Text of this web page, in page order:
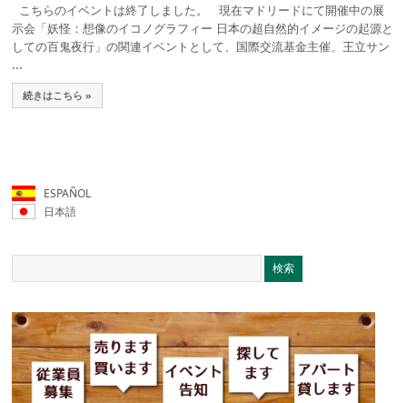
こちらのイベントは終了しました。 現在マドリードにて開催中の展
示会「妖怪：想像のイコノグラフィー 日本の超自然的イメージの起源と
しての百鬼夜行」の関連イベントとして、国際交流基金主催、王立サン
...
続きはこちら »
ESPAÑOL
日本語